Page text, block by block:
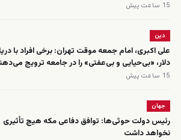
15 ساعت پیش
دین
علی اکبری، امام جمعه موقت تهران: برخی افراد با
دلار، «بی‌حیایی و بی‌عفتی» را در جامعه ترویج
15 ساعت پیش
جهان
رئیس دولت حوثی‌ها: توافق دفاعی مکه هیچ تأثیری
نخواهد داشت